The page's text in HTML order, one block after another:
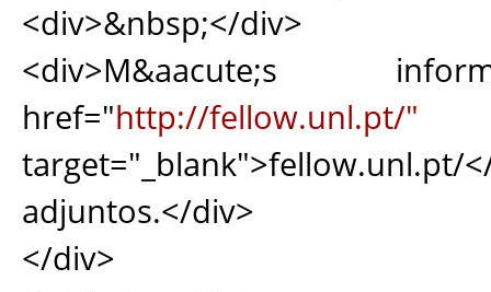
<div>&nbsp;</div>
<div>M&aacute;s
href="http://fellow.unl.pt/"
adjuntos.</div>
</div>